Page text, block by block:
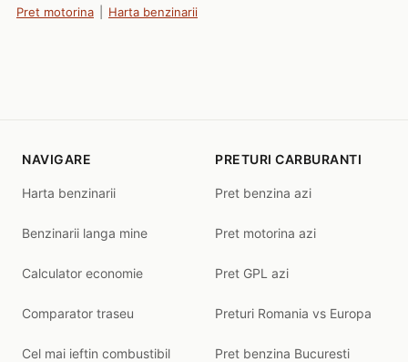
Pret motorina Harta benzinarii
NAVIGARE
Harta benzinarii
Benzinarii langa mine
Calculator economie
Comparator traseu
Cel mai ieftin combustibil
PRETURI CARBURANTI
Pret benzina azi
Pret motorina azi
Pret GPL azi
Preturi Romania vs Europa
Pret benzina Bucuresti